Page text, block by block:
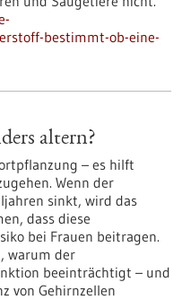
bestimmt-ob-eine-
altern?
– es hilft
Wenn der
sinkt, wird das
dass diese
bei Frauen beitragen.
warum der
beeinträchtigt – und
von Gehirnzellen